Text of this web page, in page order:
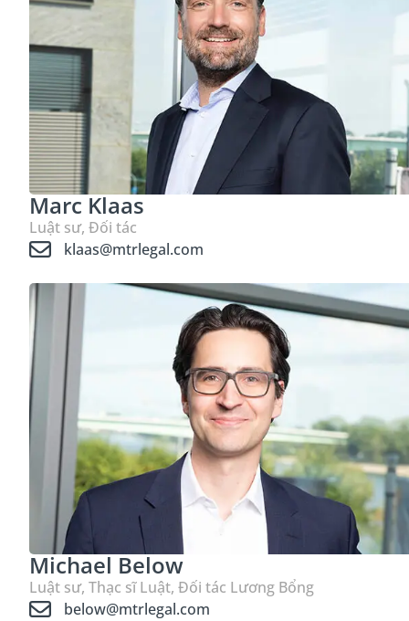
Marc Klaas
Luật sư, Đối tác
klaas@mtrlegal.com
Michael Below
Luật sư, Thạc sĩ Luật, Đối tác Lương Bổng
below@mtrlegal.com